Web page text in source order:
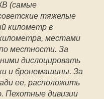
(самые
тяжелые
километр в
местами
местности. За
дислоцировать
и бронемашины. За
ее, расположить
Пехотные дивизии